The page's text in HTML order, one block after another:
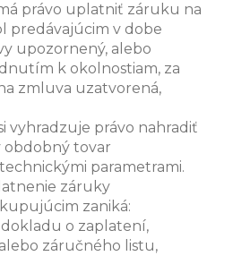
právo uplatniť záruku na
predávajúcim v dobe
upozornený, alebo
k okolnostiam, za
zmluva uzatvorená,
vyhradzuje právo nahradiť
obdobný tovar
parametrami.
záruky
zaniká:
o zaplatení,
záručného listu,